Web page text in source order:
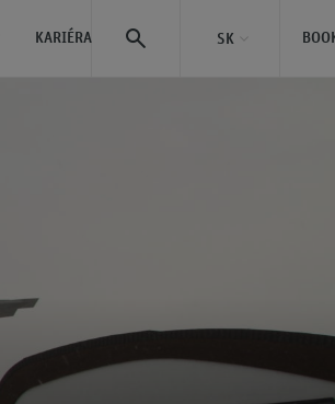
KARIÉRA SK